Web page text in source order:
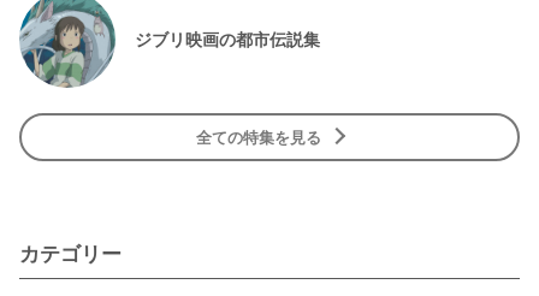
ジブリ映画の都市伝説集
全ての特集を見る
カテゴリー